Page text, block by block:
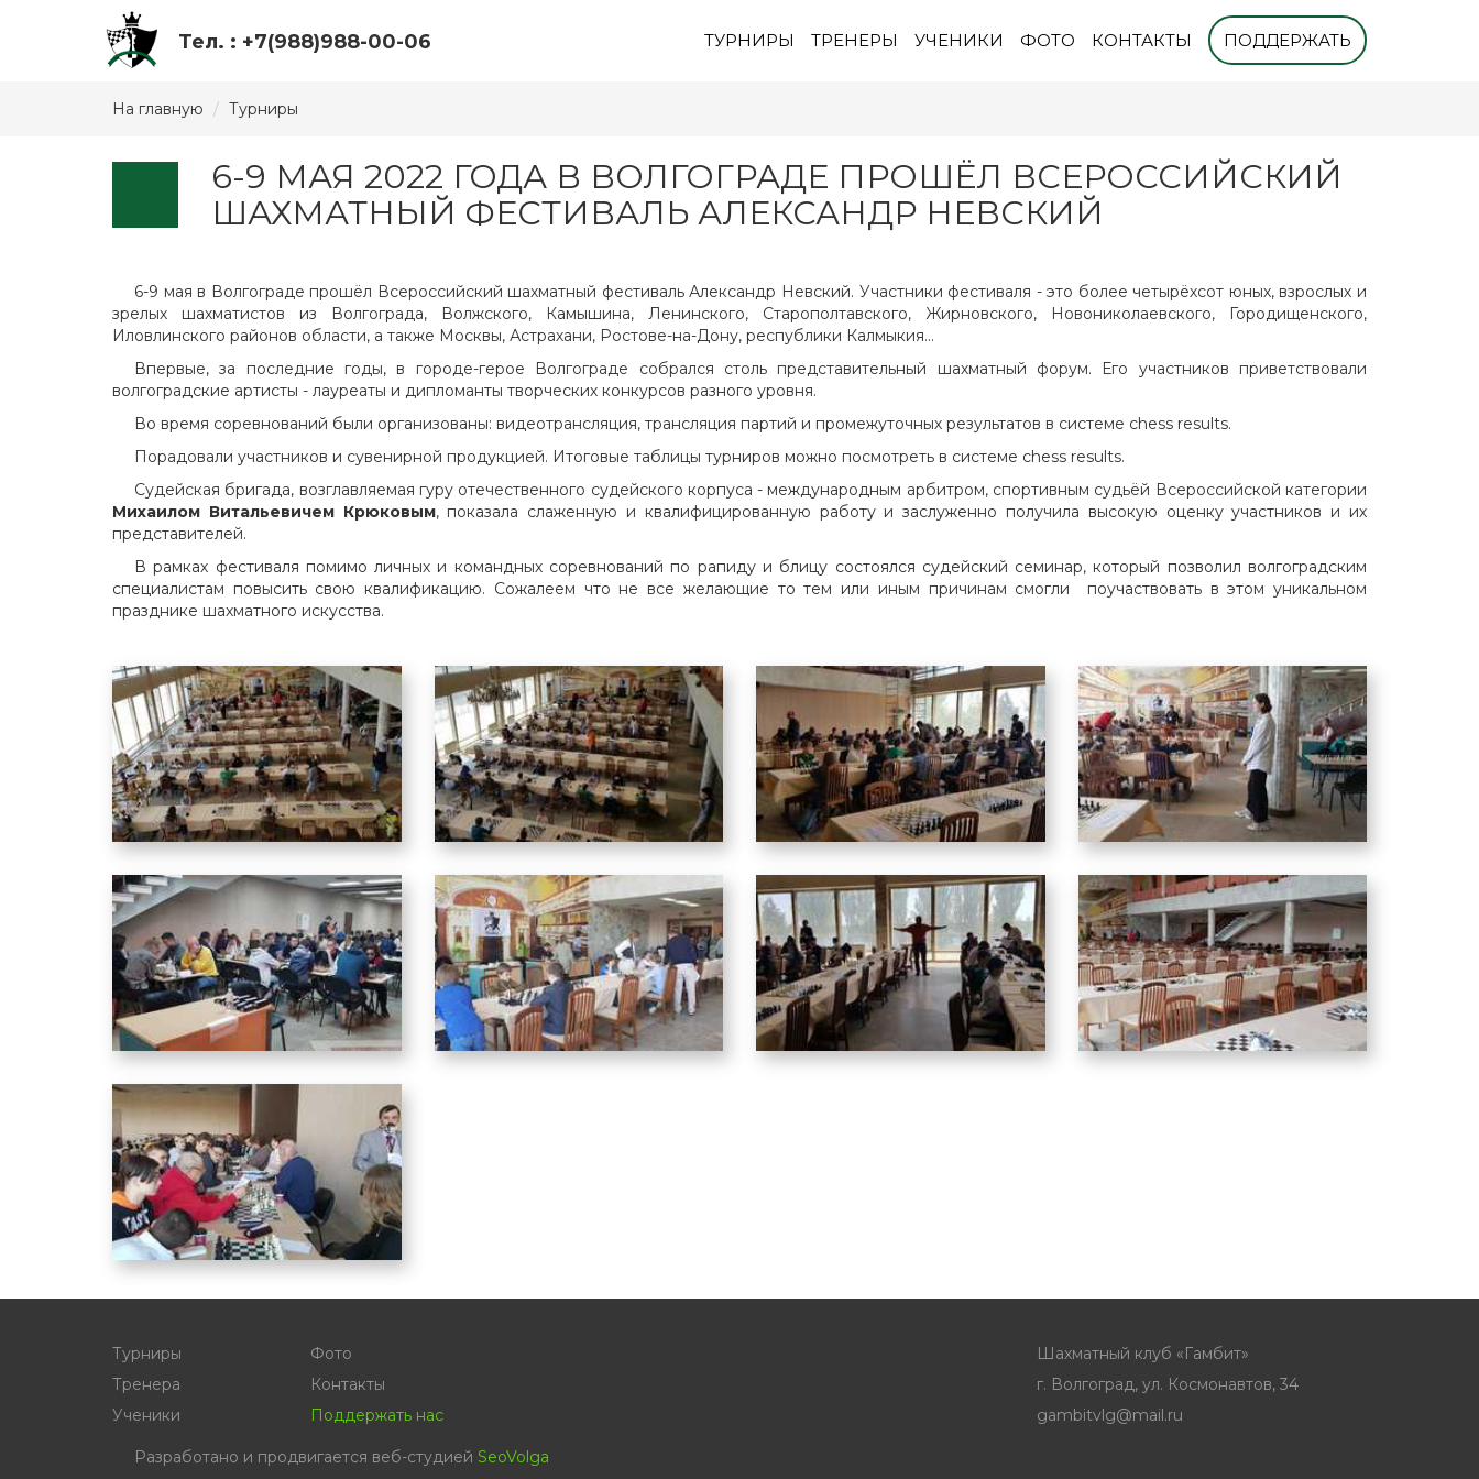
Тел. : +7(988)988-00-06 ТУРНИРЫ ТРЕНЕРЫ УЧЕНИКИ ФОТО КОНТАКТЫ ПОДДЕРЖАТЬ
На главную Турниры
6-9 МАЯ 2022 ГОДА В ВОЛГОГРАДЕ ПРОШЁЛ ВСЕРОССИЙСКИЙ
ШАХМАТНЫЙ ФЕСТИВАЛЬ АЛЕКСАНДР НЕВСКИЙ
6-9 мая в Волгограде прошёл Всероссийский шахматный фестиваль Александр Невский. Участники фестиваля - это более четырёхсот юных, взрослых и
зрелых шахматистов из Волгограда, Волжского, Камышина, Ленинского, Старополтавского, Жирновского, Новониколаевского, Городищенского,
Иловлинского районов области, а также Москвы, Астрахани, Ростове-на-Дону, республики Калмыкия...
Впервые, за последние годы, в городе-герое Волгограде собрался столь представительный шахматный форум. Его участников приветствовали
волгоградские артисты - лауреаты и дипломанты творческих конкурсов разного уровня.
Во время соревнований были организованы: видеотрансляция, трансляция партий и промежуточных результатов в системе chess results.
Порадовали участников и сувенирной продукцией. Итоговые таблицы турниров можно посмотреть в системе chess results.
Судейская бригада, возглавляемая гуру отечественного судейского корпуса - международным арбитром, спортивным судьёй Всероссийской категории
Михаилом Витальевичем Крюковым, показала слаженную и квалифицированную работу и заслуженно получила высокую оценку участников и их
представителей.
В рамках фестиваля помимо личных и командных соревнований по рапиду и блицу состоялся судейский семинар, который позволил волгоградским
специалистам повысить свою квалификацию. Сожалеем что не все желающие то тем или иным причинам смогли поучаствовать в этом уникальном
празднике шахматного искусства.
Турниры
Тренера
Ученики
Фото
Контакты
Поддержать нас
Шахматный клуб «Гамбит»
г. Волгоград, ул. Космонавтов, 34
gambitvlg@mail.ru
Разработано и продвигается веб-студией SeoVolga